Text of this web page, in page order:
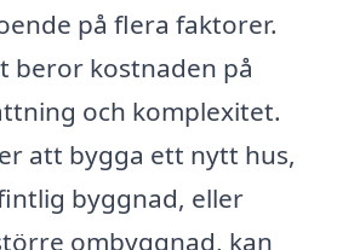
på flera faktorer.
beror kostnaden på
och komplexitet.
att bygga ett nytt hus,
byggnad, eller
ombyggnad, kan